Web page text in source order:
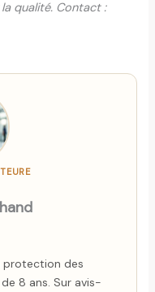
qualité. Contact :
protection des
8 ans. Sur avis-